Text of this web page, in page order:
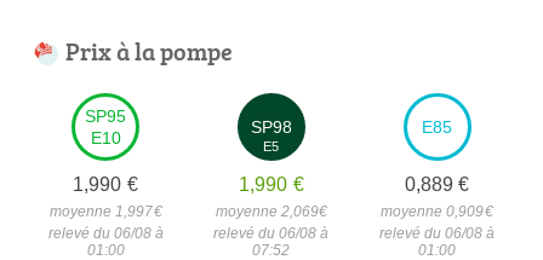
Prix à la pompe
SP95
E10
1,990 €
moyenne 1,997€
relevé du 06/08 à
01:00
SP98
E5
1,990 €
moyenne 2,069€
relevé du 06/08 à
07:52
E85
0,889 €
moyenne 0,909€
relevé du 06/08 à
01:00